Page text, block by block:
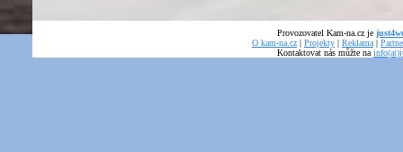
Provozovatel Kam-na.cz je
O kam-na.cz | Projekty | Reklama |
Kontaktovat nás můžte na